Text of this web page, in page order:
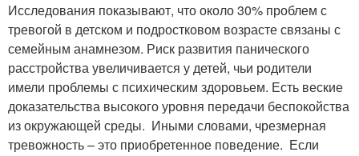
Исследования показывают, что около 30% проблем с
тревогой в детском и подростковом возрасте связаны с
семейным анамнезом. Риск развития панического
расстройства увеличивается у детей, чьи родители
имели проблемы с психическим здоровьем. Есть веские
доказательства высокого уровня передачи беспокойства
из окружающей среды. Иными словами, чрезмерная
тревожность – это приобретенное поведение. Если